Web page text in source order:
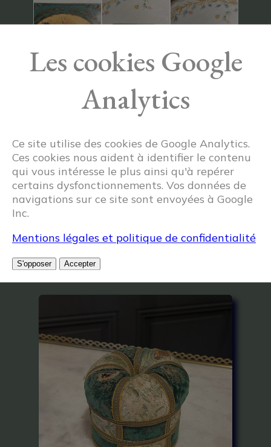
Articles similaires
Les cookies Google
Analytics
Ce site utilise des cookies de Google Analytics.
Ces cookies nous aident à identifier le contenu
qui vous intéresse le plus ainsi qu'à repérer
certains dysfonctionnements. Vos données de
navigations sur ce site sont envoyées à Google
Inc.
Mentions légales et politique de confidentialité
S'opposer Accepter